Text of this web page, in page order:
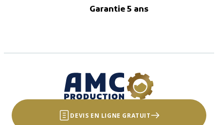
Garantie 5 ans
DEVIS EN LIGNE GRATUIT